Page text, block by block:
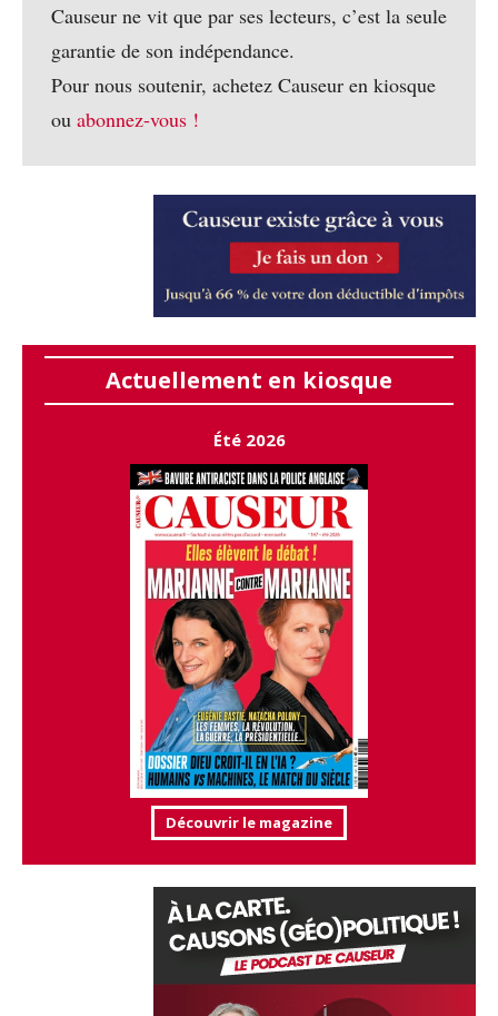
Causeur ne vit que par ses lecteurs, c’est la seule
garantie de son indépendance.
Pour nous soutenir, achetez Causeur en kiosque
ou abonnez-vous !
Actuellement en kiosque
Été 2026
Découvrir le magazine